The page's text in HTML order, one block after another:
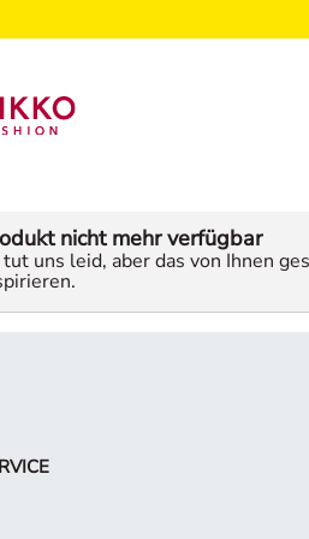
nicht mehr verfügbar
tut uns leid, aber das von Ihnen